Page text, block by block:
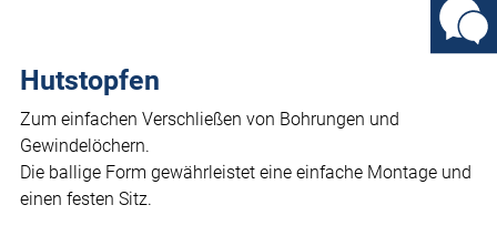
Hutstopfen
Zum einfachen Verschließen von Bohrungen und
Gewindelöchern.
Die ballige Form gewährleistet eine einfache Montage und
einen festen Sitz.